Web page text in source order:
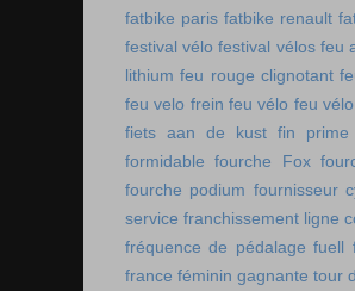
fatbike paris fatbike renault
festival vélo festival vélos feu
lithium feu rouge clignotant
feu velo frein feu vélo feu
fiets aan de kust fin prime
formidable fourche Fox
fourche podium fournisseur
service franchissement ligne
fréquence de pédalage fuell
france féminin gagnante tour